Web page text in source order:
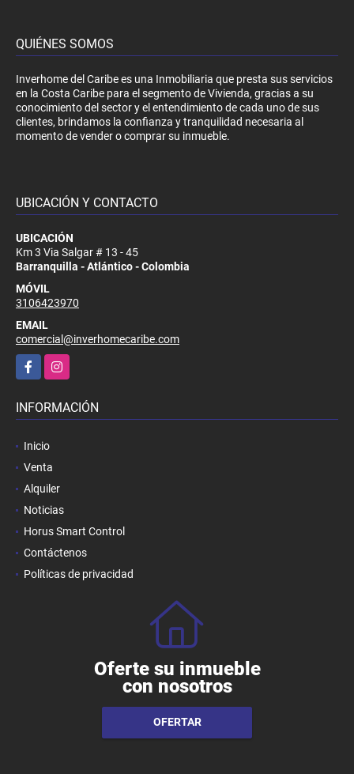
QUIÉNES SOMOS
Inverhome del Caribe es una Inmobiliaria que presta sus servicios
en la Costa Caribe para el segmento de Vivienda, gracias a su
conocimiento del sector y el entendimiento de cada uno de sus
clientes, brindamos la confianza y tranquilidad necesaria al
momento de vender o comprar su inmueble.
UBICACIÓN Y CONTACTO
UBICACIÓN
Km 3 Via Salgar # 13 - 45
Barranquilla - Atlántico - Colombia
MÓVIL
3106423970
EMAIL
comercial@inverhomecaribe.com
FacebookInstagram
INFORMACIÓN
Inicio
Venta
Alquiler
Noticias
Horus Smart Control
Contáctenos
Políticas de privacidad
Oferte su inmueble
con nosotros
OFERTAR